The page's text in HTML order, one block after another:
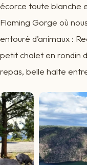
écorce toute blanche
Flaming Gorge où
entouré d’animaux :
petit chalet en rondin
repas, belle halte